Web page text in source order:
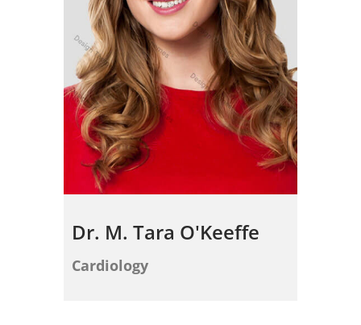
Dr. M. Tara O'Keeffe
Cardiology